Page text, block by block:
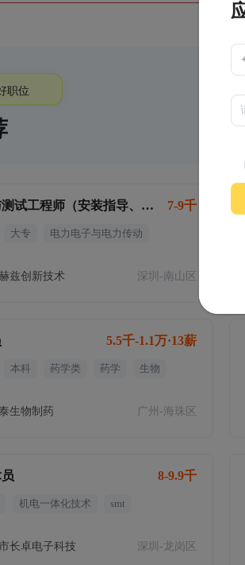
职位
现场实施与测试工程师（安装指导、现场调试、测试） 7-9千
大专 电力电子与电力传动
兹创新技术 深圳-南山区
5.5千-1.1万·13薪
本科 药学类 药学 生物
生物制药 广州-海珠区
8-9.9千
机电一体化技术 smt
长卓电子科技 深圳-龙岗区